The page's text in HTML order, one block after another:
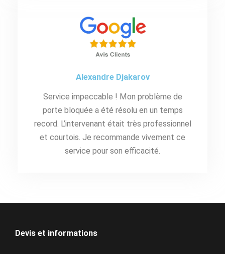
Alexandre Djakarov
Service impeccable ! Mon problème de
porte bloquée a été résolu en un temps
record. L’intervenant était très professionnel
et courtois. Je recommande vivement ce
service pour son efficacité.
Devis et informations